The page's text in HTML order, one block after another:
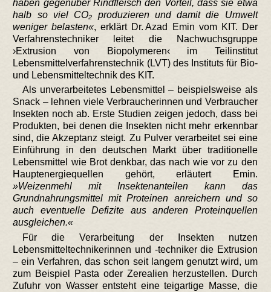
haben gegenüber Rindfleisch den Vorteil, dass sie etwa
halb so viel CO₂ produzieren und damit die Umwelt
weniger belasten , erklärt Dr. Azad Emin vom KIT. Der
Verfahrenstechniker leitet die Nachwuchsgruppe
›Extrusion von Biopolymeren‹ im Teilinstitut
Lebensmittelverfahrenstechnik (LVT) des Instituts für Bio-
und Lebensmitteltechnik des KIT.
Als unverarbeitetes Lebensmittel – beispielsweise als
Snack – lehnen viele Verbraucherinnen und Verbraucher
Insekten noch ab. Erste Studien zeigen jedoch, dass bei
Produkten, bei denen die Insekten nicht mehr erkennbar
sind, die Akzeptanz steigt. Zu Pulver verarbeitet sei eine
Einführung in den deutschen Markt über traditionelle
Lebensmittel wie Brot denkbar, das nach wie vor zu den
Hauptenergiequellen gehört, erläutert Emin.
Weizenmehl mit Insektenanteilen kann das
Grundnahrungsmittel mit Proteinen anreichern und so
auch eventuelle Defizite aus anderen Proteinquellen
ausgleichen.
Für die Verarbeitung der Insekten nutzen
Lebensmitteltechnikerinnen und -techniker die Extrusion
– ein Verfahren, das schon seit langem genutzt wird, um
zum Beispiel Pasta oder Zerealien herzustellen. Durch
Zufuhr von Wasser entsteht eine teigartige Masse, die